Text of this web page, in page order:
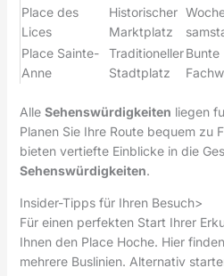
Place des
Lices
Historischer
Marktplatz
Place Sainte-
Anne
Traditioneller
Stadtplatz
Bunte
Alle Sehenswürdigkeiten liegen
Planen Sie Ihre Route bequem zu
bieten vertiefte Einblicke in die
Sehenswürdigkeiten.
Insider-Tipps für Ihren Besuch>
Für einen perfekten Start Ihrer
Ihnen den Place Hoche. Hier
mehrere Buslinien. Alternativ